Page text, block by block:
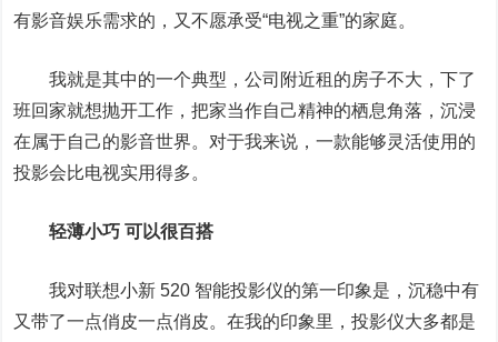
有影音娱乐需求的，又不愿承受“电视之重”的家庭。
我就是其中的一个典型，公司附近租的房子不大，下了
班回家就想抛开工作，把家当作自己精神的栖息角落，沉浸
在属于自己的影音世界。对于我来说，一款能够灵活使用的
投影会比电视实用得多。
轻薄小巧 可以很百搭
我对联想小新 520 智能投影仪的第一印象是，沉稳中有
又带了一点俏皮一点俏皮。在我的印象里，投影仪大多都是